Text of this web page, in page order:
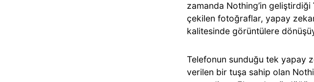
zamanda Nothing’in geliştirdiği
çekilen fotoğraflar, yapay
kalitesinde görüntülere
Telefonun sunduğu tek yapay
verilen bir tuşa sahip olan